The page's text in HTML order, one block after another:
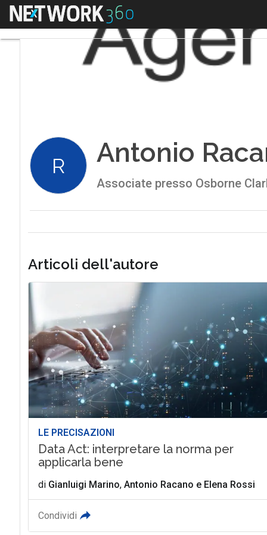
Menu
R Antonio
Associate presso Osborne
Articoli dell'autore
LE PRECISAZIONI
Data Act: interpretare la norma per
applicarla bene
di Gianluigi Marino, Antonio Racano e Elena Rossi
Condividi